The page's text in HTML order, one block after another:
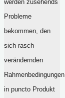
werden zusehends
Probleme
bekommen, den
sich rasch
verändernden
Rahmenbedingungen
in puncto Produkt